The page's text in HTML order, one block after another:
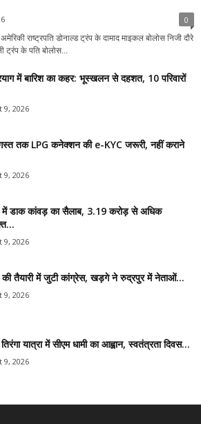
0
राष्ट्रपति डोनाल्ड ट्रंप के दामाद माइकल बोलोस निजी दौरे
के पति बोलोस...
में बारिश का कहर: भूस्खलन से दहशत, 10 परिवारों
9, 2026
तक LPG कनेक्शन की e-KYC जरूरी, नहीं कराने
9, 2026
में डाक कांवड़ का सैलाब, 3.19 करोड़ से अधिक
9, 2026
तैयारी में जुटी कांग्रेस, खड़गे ने रुद्रपुर में नेताओं...
9, 2026
यात्रा में सीएम धामी का आह्वान, स्वतंत्रता दिवस...
9, 2026